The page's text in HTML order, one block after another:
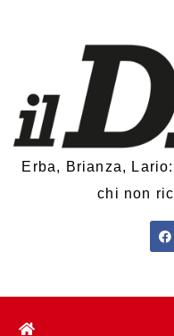
Erba, Brianza,
chi non